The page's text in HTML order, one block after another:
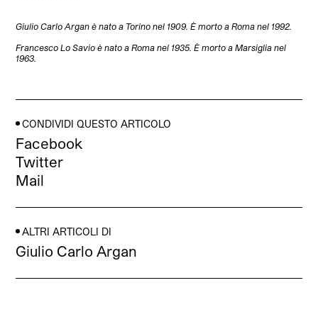
Giulio Carlo Argan è nato a Torino nel 1909. È morto a Roma nel 1992.
Francesco Lo Savio è nato a Roma nel 1935. È morto a Marsiglia nel
1963.
CONDIVIDI QUESTO ARTICOLO
Facebook
Twitter
Mail
ALTRI ARTICOLI DI
Giulio Carlo Argan